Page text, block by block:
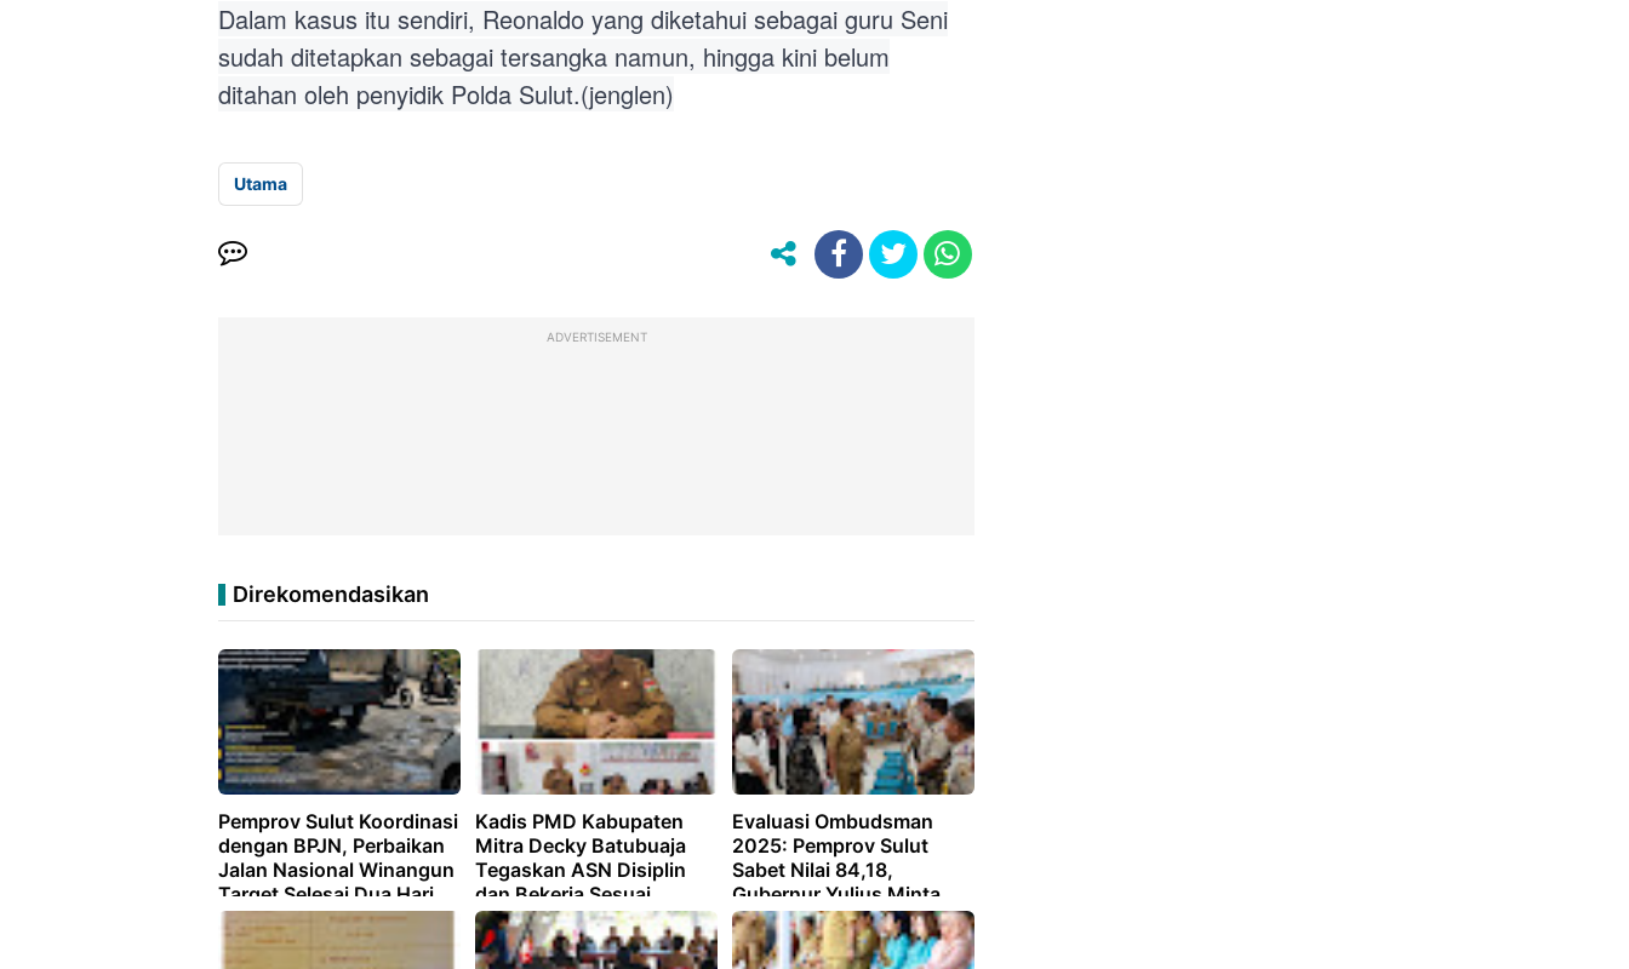
Dalam kasus itu sendiri, Reonaldo yang diketahui sebagai guru Seni
sudah ditetapkan sebagai tersangka namun, hingga kini belum
ditahan oleh penyidik Polda Sulut.(jenglen)
Utama
ADVERTISEMENT
Direkomendasikan
Pemprov Sulut Koordinasi
dengan BPJN, Perbaikan
Jalan Nasional Winangun
Target Selesai Dua Hari
Kadis PMD Kabupaten
Mitra Decky Batubuaja
Tegaskan ASN Disiplin
dan Bekerja Sesuai
Tupoksi
Evaluasi Ombudsman
2025: Pemprov Sulut
Sabet Nilai 84,18,
Gubernur Yulius Minta
Jajaran Terus Berbenah